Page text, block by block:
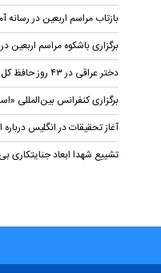
بازتاب مراسم اربعین در
برگزاری باشکوه مراسم اربعین
دختر عراقی در ۴۳ روز حافظ کل قرآن شد
برگزاری کنفرانس بین‌المللی
آغاز تحقیقات در انگلیس
تشییع شهدا ابعاد جنایتکاری